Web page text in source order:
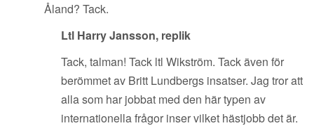
Åland? Tack.
Ltl Harry Jansson, replik
Tack, talman! Tack ltl Wikström. Tack även för
berömmet av Britt Lundbergs insatser. Jag tror att
alla som har jobbat med den här typen av
internationella frågor inser vilket hästjobb det är.